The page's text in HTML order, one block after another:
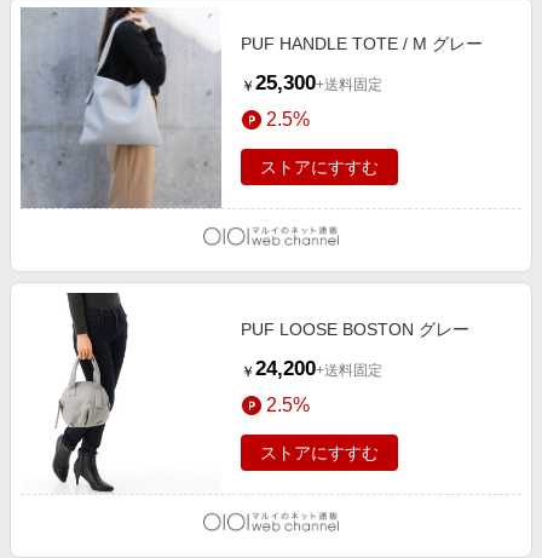
PUF HANDLE TOTE / M グレー
￥ 25,300+送料固定
2.5%
ストアにすすむ
PUF LOOSE BOSTON グレー
￥ 24,200+送料固定
2.5%
ストアにすすむ